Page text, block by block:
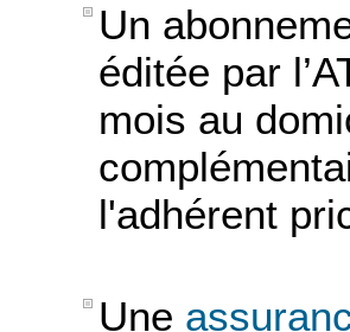
Un
éditée par
mois au
l'adhérent
Une